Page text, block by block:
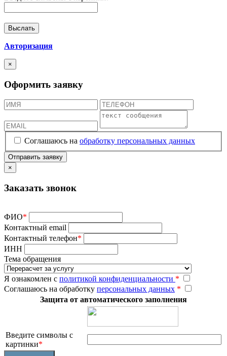
Авторизация
×
Оформить заявку
Соглашаюсь на обработку персональных данных
×
Заказать звонок
ФИО*
Контактный email
Контактный телефон*
ИНН
Тема обращения
Я ознакомлен с политикой конфиденциальности *
Соглашаюсь на обработку персональных данных *
Защита от автоматического заполнения
Введите символы с
картинки*